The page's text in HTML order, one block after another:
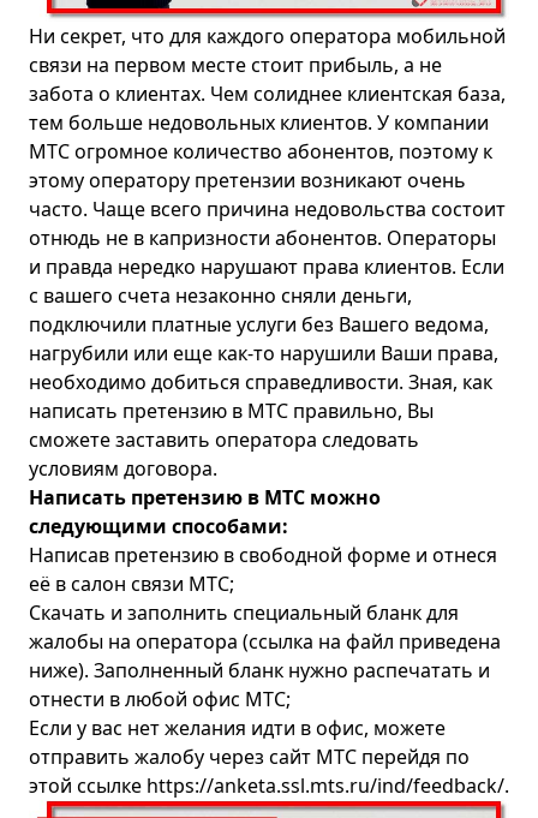
Рязань
Салехард
Самара
Санкт-Петербург
Саранск
Саратов
Свердловск
Сергиев Посад
Серпухов
Смоленск
Ставрополь
Тамбов
Тверь
Томск
Тула
Тюмень
Ульяновск
Хабаровск
Ханты-Мансийск
Чебоксары
Ни секрет, что для каждого оператора мобильной
связи на первом месте стоит прибыль, а не
забота о клиентах. Чем солиднее клиентская база,
тем больше недовольных клиентов. У компании
МТСогромное количество абонентов, поэтому к
этому оператору претензии возникают очень
часто. Чаще всего причина недовольства состоит
отнюдь не в капризности абонентов. Операторы
и правда нередко нарушают права клиентов. Если
с вашего счета незаконно сняли деньги,
подключили платные услуги без Вашего ведома,
нагрубили или еще как-то нарушили Ваши права,
необходимо добиться справедливости. Зная, как
написать претензию в МТС правильно, Вы
сможете заставить оператора следовать
условиям договора.
Написать претензию в МТС можно
следующими способами:
Написав претензию в свободной форме и отнеся
её в салон связи МТС;
Скачать и заполнить специальный бланк для
жалобы на оператора (ссылка на файл приведена
ниже). Заполненный бланк нужно распечатать и
отнести в любой офис МТС;
Если у вас нет желания идти в офис, можете
отправить жалобу через сайт МТС перейдя по
этой ссылке https://anketa.ssl.mts.ru/ind/feedback/.